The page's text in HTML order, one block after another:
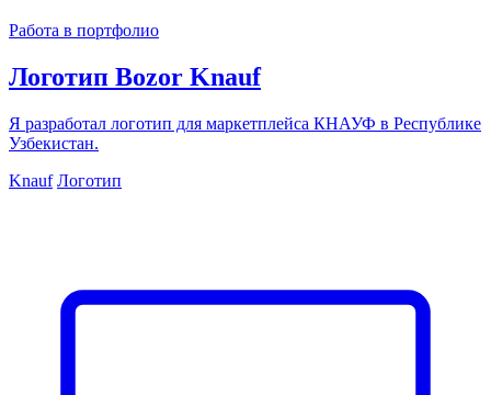
Работа в портфолио
Логотип Bozor Knauf
Я разработал логотип для маркетплейса КНАУФ в Республике
Узбекистан.
Knauf Логотип